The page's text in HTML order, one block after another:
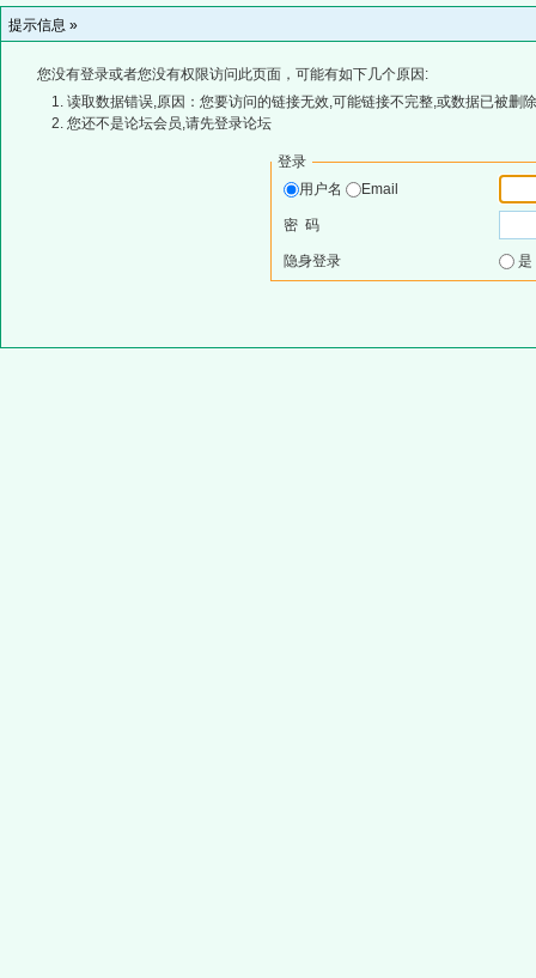
提示信息 »
您没有登录或者您没有权限访问此页面，可能有如下几个原因:
读取数据错误,原因：您要访问的链接无效,可能链接不完整,或数据已被删
您还不是论坛会员,请先登录论坛
登录
用户名
Email
密 码
隐身登录